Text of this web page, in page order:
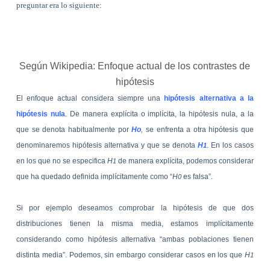
preguntar era lo siguiente:
Según Wikipedia: Enfoque actual de los contrastes de
hipótesis
El enfoque actual considera siempre una hipótesis alternativa a la
hipótesis nula. De manera explícita o implícita, la hipótesis nula, a la
que se denota habitualmente por Ho, se enfrenta a otra hipótesis que
denominaremos hipótesis alternativa y que se denotaH1. En los casos
en los que no se especificaH1 de manera explícita, podemos considerar
que ha quedado definida implícitamente como “H0es falsa”.
Si por ejemplo deseamos comprobar la hipótesis de que dos
distribuciones tienen la misma media, estamos implícitamente
considerando como hipótesis alternativa “ambas poblaciones tienen
distinta media”. Podemos, sin embargo considerar casos en los queH1